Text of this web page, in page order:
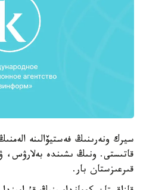
قاتىستى. ونىڭ ىشىندە بەلارۋس،
قىرعىزستان بار.